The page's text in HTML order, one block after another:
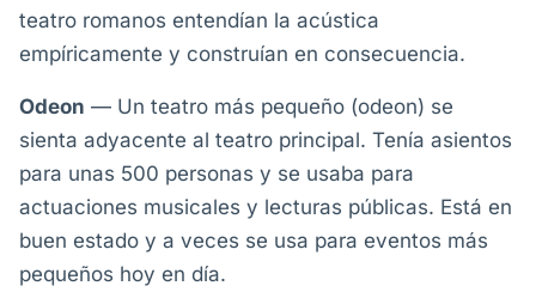
teatro romanos entendían la acústica
empíricamente y construían en consecuencia.
Odeon — Un teatro más pequeño (odeon) se
sienta adyacente al teatro principal. Tenía asientos
para unas 500 personas y se usaba para
actuaciones musicales y lecturas públicas. Está en
buen estado y a veces se usa para eventos más
pequeños hoy en día.